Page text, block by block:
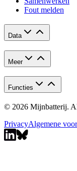
Fout melden
Data
Meer
Functies
© 2026 Mijnbatterij.
PrivacyAlgemene